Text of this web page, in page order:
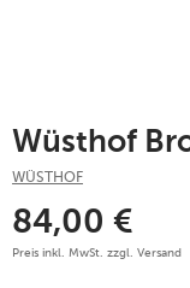
Wüsthof
WÜSTHOF
84,00 €
Preis inkl. MwSt. zzgl. Versand